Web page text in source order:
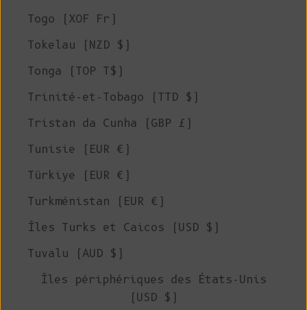
Togo (XOF Fr)
Tokelau (NZD $)
Tonga (TOP T$)
Trinité-et-Tobago (TTD $)
Tristan da Cunha (GBP £)
Tunisie (EUR €)
Türkiye (EUR €)
Turkménistan (EUR €)
Îles Turks et Caicos (USD $)
Tuvalu (AUD $)
Îles périphériques des États-Unis
(USD $)